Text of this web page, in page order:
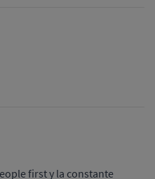
first y la constante